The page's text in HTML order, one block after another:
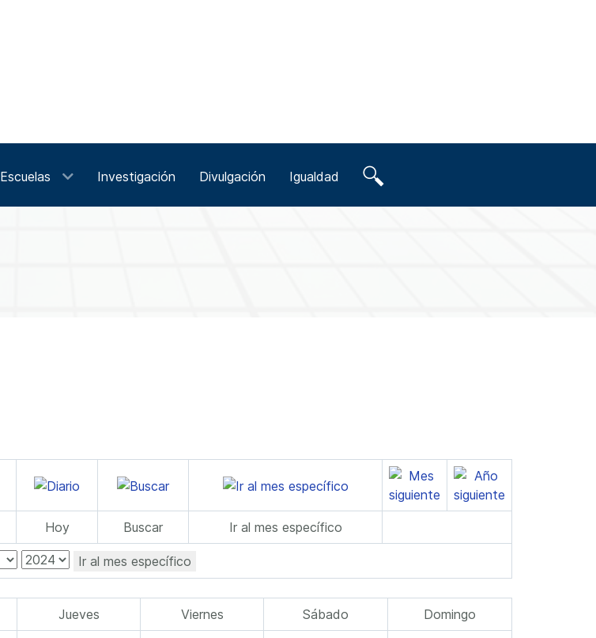
Escuelas Investigación Divulgación Igualdad
Hoy Buscar Ir al mes específico
Ir al mes específico
Jueves Viernes Sábado Domingo